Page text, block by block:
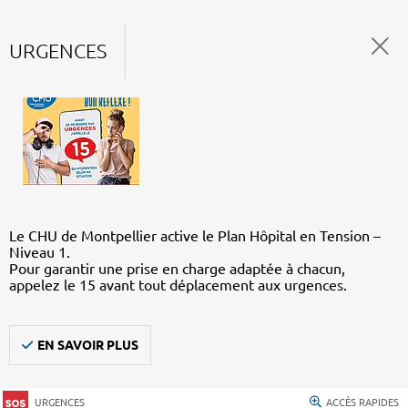
URGENCES
Le CHU de Montpellier active le Plan Hôpital en Tension –
Niveau 1.
Pour garantir une prise en charge adaptée à chacun,
appelez le 15 avant tout déplacement aux urgences.
EN SAVOIR PLUS
URGENCES ACCÈS RAPIDES